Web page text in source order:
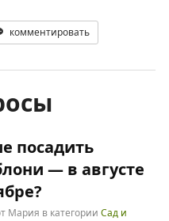
комментировать
посадить
— в августе
Мария в категории Сад и